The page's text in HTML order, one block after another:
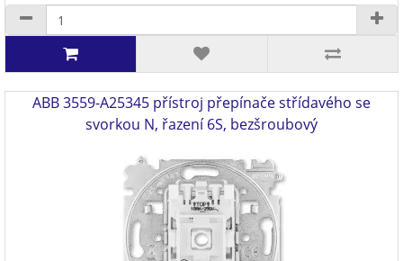
ABB 3559-A25345 přístroj přepínače střídavého se
svorkou N, řazení 6S, bezšroubový